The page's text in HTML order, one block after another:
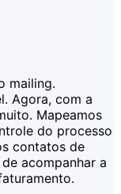
mailing.
Agora, com a
Mapeamos
do processo
contatos de
acompanhar a